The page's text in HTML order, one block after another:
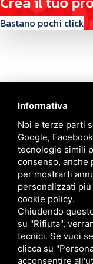
Informativa
Noi e terze parti
Google,
tecnologie simili
consenso, anche
per mostrarti
personalizzati
cookie policy.
Chiudendo
su "Rifiuta",
tecnici. Se vuoi
clicca su
acconsentire
Bastano pochi click
Contattaci
Via Quinto Bucci,
+39 0543 31536
+39 320 6635083
Links
Chi siamo
Crea il tuo profilo